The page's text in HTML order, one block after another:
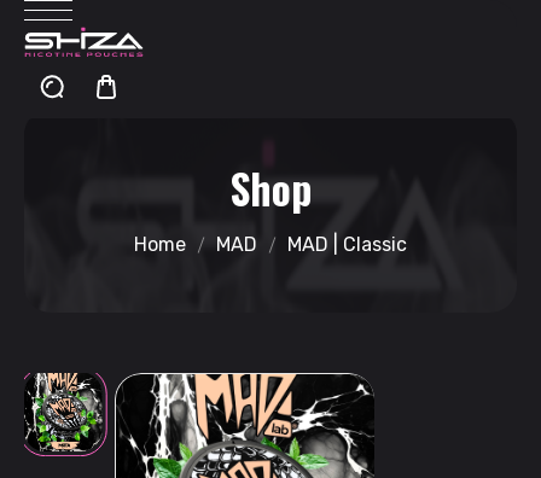
Shop
Home MAD MAD | Classic